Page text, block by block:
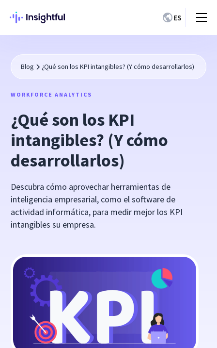
ES
Blog ¿Qué son los KPI intangibles? (Y cómo desarrollarlos)
WORKFORCE ANALYTICS
¿Qué son los KPI
intangibles? (Y cómo
desarrollarlos)
Descubra cómo aprovechar herramientas de
inteligencia empresarial, como el software de
actividad informática, para medir mejor los KPI
intangibles su empresa.